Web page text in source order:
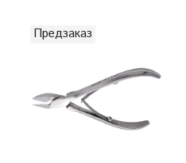
Предзаказ